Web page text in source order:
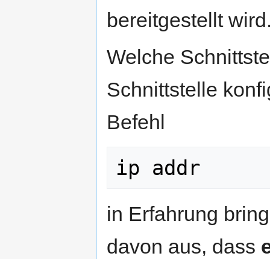
bereitgestellt
Welche
Schnittstelle
Befehl
ip addr
in Erfahrung
davon aus, dass